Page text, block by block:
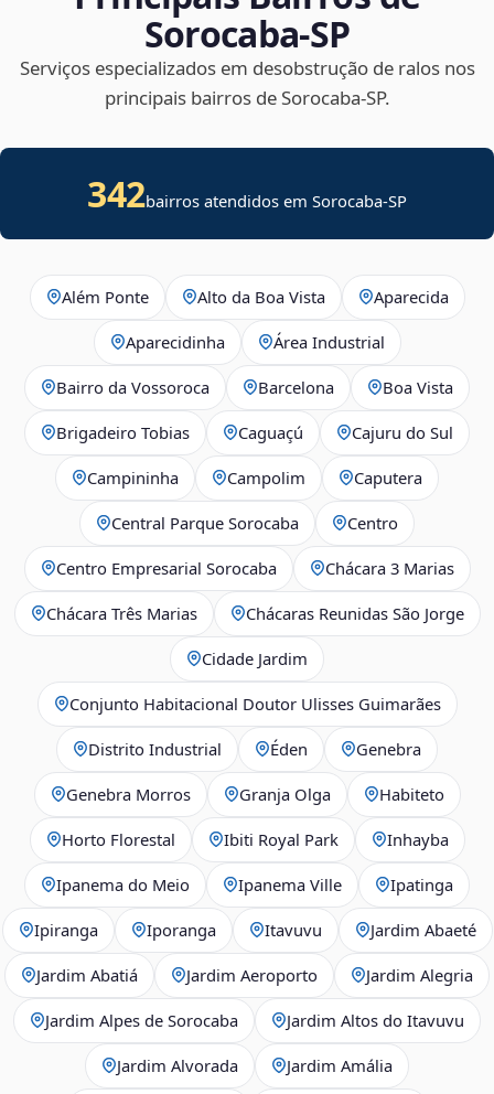
Sorocaba‑SP
Serviços especializados em desobstrução de ralos nos
principais bairros de Sorocaba‑SP.
342bairros atendidos em Sorocaba-SP
Além Ponte Alto da Boa Vista Aparecida
Aparecidinha Área Industrial
Bairro da Vossoroca Barcelona Boa Vista
Brigadeiro Tobias Caguaçú Cajuru do Sul
Campininha Campolim Caputera
Central Parque Sorocaba Centro
Centro Empresarial Sorocaba Chácara 3 Marias
Chácara Três Marias Chácaras Reunidas São Jorge
Cidade Jardim
Conjunto Habitacional Doutor Ulisses Guimarães
Distrito Industrial Éden Genebra
Genebra Morros Granja Olga Habiteto
Horto Florestal Ibiti Royal Park Inhayba
Ipanema do Meio Ipanema Ville Ipatinga
Ipiranga Iporanga Itavuvu Jardim Abaeté
Jardim Abatiá Jardim Aeroporto Jardim Alegria
Jardim Alpes de Sorocaba Jardim Altos do Itavuvu
Jardim Alvorada Jardim Amália